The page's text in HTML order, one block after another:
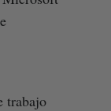
trabajo